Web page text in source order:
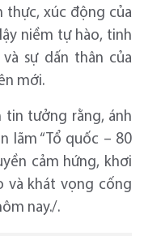
thực, xúc động của
niềm tự hào, tinh
sự dấn thân của
mới.
tin tưởng rằng, ánh
lãm “Tổ quốc – 80
cảm hứng, khơi
và khát vọng cống
nay./.